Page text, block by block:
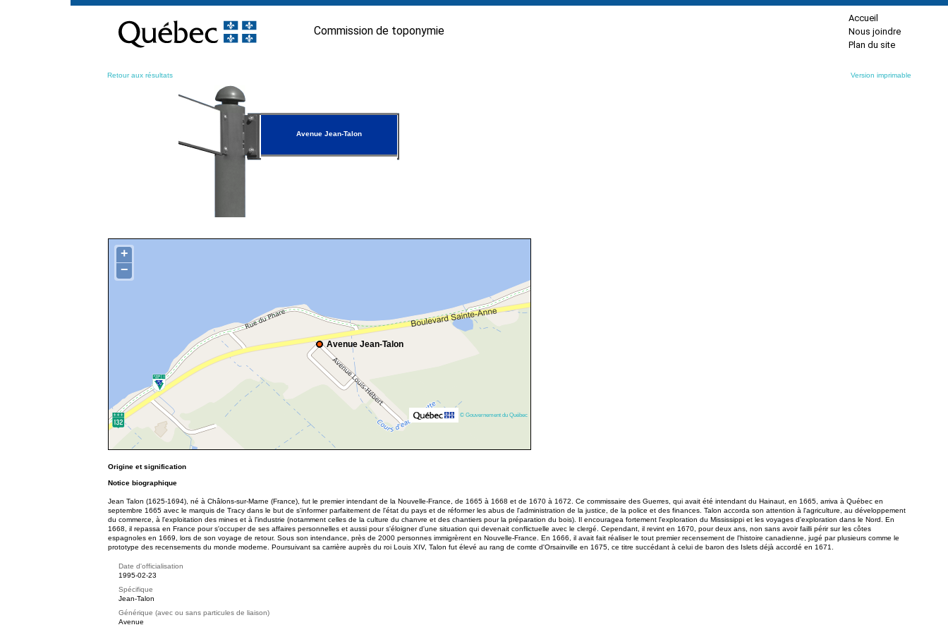
contenu
Commission de toponymie
Accueil
Nous joindre
Plan du site
Retour aux résultats Version imprimable
Avenue Jean-Talon
Avenue Jean-Talon
+
−
© Gouvernement du Québec
Origine et signification
Notice biographique
Jean Talon (1625-1694), né à Châlons-sur-Marne (France), fut le premier intendant de la Nouvelle-France, de 1665 à 1668 et de 1670 à 1672. Ce commissaire des Guerres, qui avait été intendant du Hainaut, en 1665, arriva à Québec en
septembre 1665 avec le marquis de Tracy dans le but de s'informer parfaitement de l'état du pays et de réformer les abus de l'administration de la justice, de la police et des finances. Talon accorda son attention à l'agriculture, au développement
du commerce, à l'exploitation des mines et à l'industrie (notamment celles de la culture du chanvre et des chantiers pour la préparation du bois). Il encouragea fortement l'exploration du Mississippi et les voyages d'exploration dans le Nord. En
1668, il repassa en France pour s'occuper de ses affaires personnelles et aussi pour s'éloigner d'une situation qui devenait conflictuelle avec le clergé. Cependant, il revint en 1670, pour deux ans, non sans avoir failli périr sur les côtes
espagnoles en 1669, lors de son voyage de retour. Sous son intendance, près de 2000 personnes immigrèrent en Nouvelle-France. En 1666, il avait fait réaliser le tout premier recensement de l'histoire canadienne, jugé par plusieurs comme le
prototype des recensements du monde moderne. Poursuivant sa carrière auprès du roi Louis XIV, Talon fut élevé au rang de comte d'Orsainville en 1675, ce titre succédant à celui de baron des Islets déjà accordé en 1671.
Date d'officialisation
1995-02-23
Spécifique
Jean-Talon
Générique (avec ou sans particules de liaison)
Avenue